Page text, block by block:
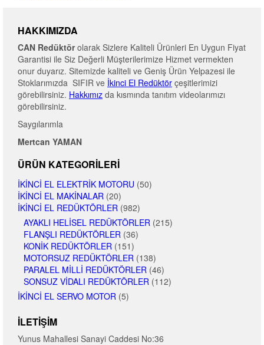
HAKKIMIZDA
CAN Redüktörolarak Sizlere Kaliteli Ürünleri En Uygun Fiyat
Garantisi ile Siz Değerli Müşterilerimize Hizmet vermekten
onur duyarız. Sitemizde kaliteli ve Geniş Ürün Yelpazesi ile
Stoklarımızda SIFIR ve İkinci El Redüktör çeşitlerimizi
görebilirsiniz. Hakkımız da kısmında tanıtım videolarımızı
görebilirsiniz.
Saygılarımla
Mertcan YAMAN
ÜRÜN KATEGORILERI
İKINCI EL ELEKTRIK MOTORU (50)
İKINCI EL MAKINALAR (20)
İKINCI EL REDÜKTÖRLER (982)
AYAKLI HELISEL REDÜKTÖRLER (215)
FLANŞLI REDÜKTÖRLER (36)
KONIK REDÜKTÖRLER (151)
MOTORSUZ REDÜKTÖRLER (138)
PARALEL MILLI REDÜKTÖRLER (46)
SONSUZ VIDALI REDÜKTÖRLER (112)
İKINCI EL SERVO MOTOR (5)
İLETIŞIM
Yunus Mahallesi Sanayi Caddesi No:36